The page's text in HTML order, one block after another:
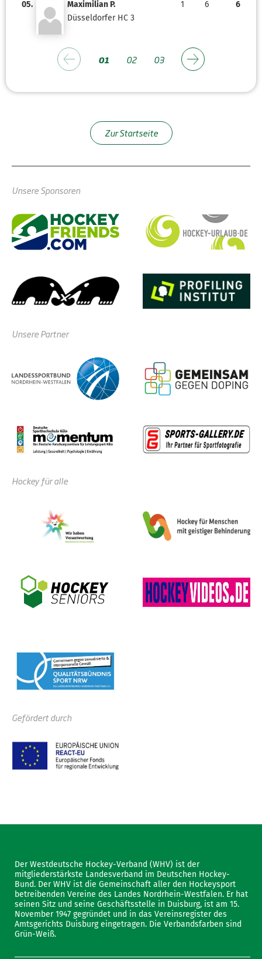
05.
Maximilian P.
Düsseldorfer HC 3
1 6 6
01 02 03
Zur Startseite
Unsere Sponsoren
Unsere Partner
Hockey für alle
Gefördert durch
Der Westdeutsche Hockey-Verband (WHV) ist der
mitgliederstärkste Landesverband im Deutschen Hockey-
Bund. Der WHV ist die Gemeinschaft aller den Hockeysport
betreibenden Vereine des Landes Nordrhein-Westfalen. Er hat
seinen Sitz und seine Geschäftsstelle in Duisburg, ist am 15.
November 1947 gegründet und in das Vereinsregister des
Amtsgerichts Duisburg eingetragen. Die Verbandsfarben sind
Grün-Weiß.